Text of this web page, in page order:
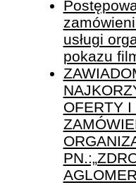
usługi
pokazu
OFERTY